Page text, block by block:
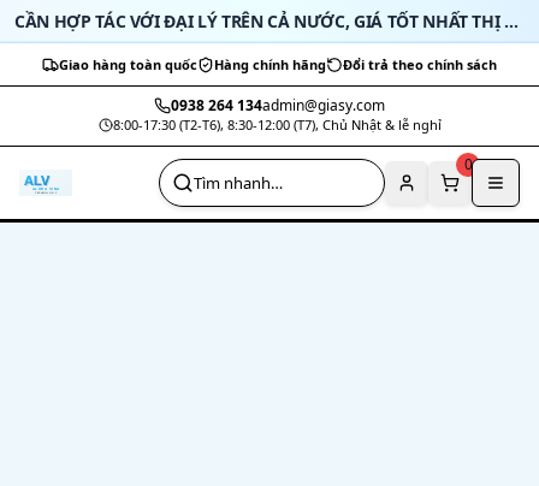
Bỏ qua nội dung CẦN HỢP TÁC VỚI ĐẠI LÝ TRÊN CẢ NƯỚC, GIÁ TỐT NHẤT THỊ TRƯỜNG
Giao hàng toàn quốc Hàng chính hãng Đổi trả theo chính sách
0938 264 134admin@giasy.com
8:00-17:30 (T2-T6), 8:30-12:00 (T7), Chủ Nhật & lễ nghỉ
Nhảy tới nội dung chính
Tìm nhanh…
0